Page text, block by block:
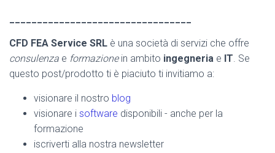
CFD FEA Service SRL è una società di servizi che offre
consulenza e formazionein ambito ingegneria e IT. Se
questo post/prodotto ti è piaciuto ti invitiamo a:
visionare il nostro blog
visionare i software disponibili - anche per la
formazione
iscriverti alla nostra newsletter